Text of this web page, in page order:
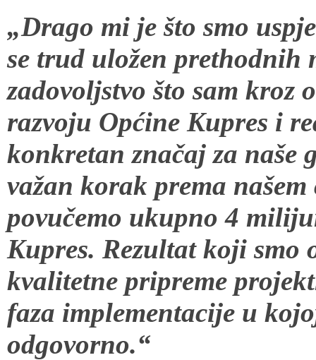
„Drago mi je što smo
se trud uložen prethodnih
zadovoljstvo što sam kroz
razvoju Općine Kupres i
konkretan značaj za naše
važan korak prema
povučemo ukupno 4
Kupres. Rezultat koji smo
kvalitetne pripreme
faza implementacije u
odgovorno.“